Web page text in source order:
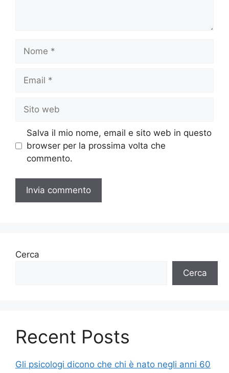
Nome
Email
Sito
web
Salva il mio nome, email e sito web in questo
browser per la prossima volta che
commento.
Cerca
Cerca
Recent Posts
Gli psicologi dicono che chi è nato negli anni 60